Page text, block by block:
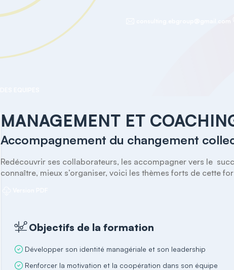
MANAGEMENT ET
Accompagnement du changement
Redécouvrir ses collaborateurs, les accompagner vers le
connaître, mieux s’organiser, voici les thèmes forts de cette
Objectifs de la formation
Développer son identité managériale et son leadership
Renforcer la motivation et la coopération dans son équipe